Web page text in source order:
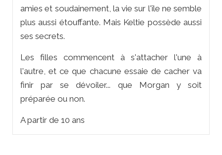
amies et soudainement, la vie sur l'île ne semble
plus aussi étouffante. Mais Keltie possède aussi
ses secrets.
Les filles commencent à s'attacher l'une à
l'autre, et ce que chacune essaie de cacher va
finir par se dévoiler... que Morgan y soit
préparée ou non.
A partir de 10 ans